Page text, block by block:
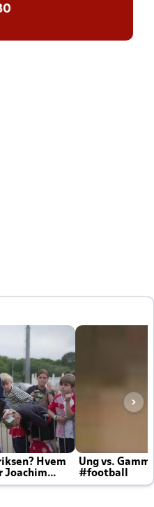
Hvem
Joachim
Ung vs.
#football